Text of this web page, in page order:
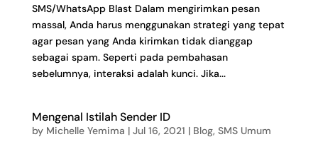
SMS/WhatsApp Blast Dalam mengirimkan pesan
massal, Anda harus menggunakan strategi yang tepat
agar pesan yang Anda kirimkan tidak dianggap
sebagai spam. Seperti pada pembahasan
sebelumnya, interaksi adalah kunci. Jika...
Mengenal Istilah Sender ID
by Michelle Yemima | Jul 16, 2021 | Blog, SMS Umum